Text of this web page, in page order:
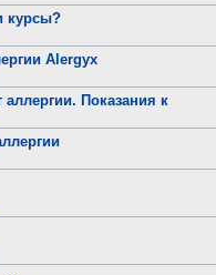
курсы?
Alergyx
аллергии. Показания к